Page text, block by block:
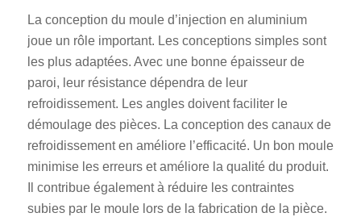
La conception du moule d’injection en aluminium
joue un rôle important. Les conceptions simples sont
les plus adaptées. Avec une bonne épaisseur de
paroi, leur résistance dépendra de leur
refroidissement. Les angles doivent faciliter le
démoulage des pièces. La conception des canaux de
refroidissement en améliore l’efficacité. Un bon moule
minimise les erreurs et améliore la qualité du produit.
Il contribue également à réduire les contraintes
subies par le moule lors de la fabrication de la pièce.